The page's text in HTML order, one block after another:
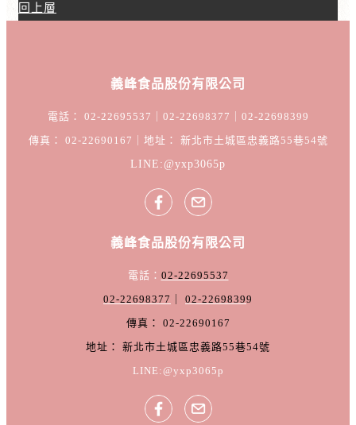
回上層
義峰食品股份有限公司
電話： 02-22695537｜02-22698377｜02-22698399
傳真： 02-22690167｜地址： 新北市土城區忠義路55巷54號
LINE:@yxp3065p
義峰食品股份有限公司
電話： 02-22695537
02-22698377
02-22698399
傳真： 02-22690167
地址： 新北市土城區忠義路55巷54號
LINE:@yxp3065p